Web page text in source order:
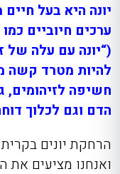
יונה היא בעל
ערכים חיוביים כמו
(“יונה עם עלה של
להיות מטרד קשה
חשיפה לזיהומים,
הדם וגם לכלוך
הרחקת יונים
ואנחנו מציעים את